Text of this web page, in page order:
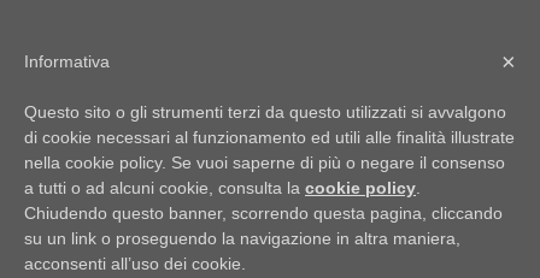
Italia Notizie
Giornale di Basilicata
Giornale di Puglia
INFORMAPUGLIA
Il portale n.1 del lavoro
in Puglia
×
Informativa
Questo sito o gli strumenti terzi da questo utilizzati si avvalgono
di cookie necessari al funzionamento ed utili alle finalità illustrate
nella cookie policy. Se vuoi saperne di più o negare il consenso
a tutti o ad alcuni cookie, consulta la cookie policy
Chiudendo questo banner, scorrendo questa pagina, cliccando
su un link o proseguendo la navigazione in altra maniera,
acconsenti all’uso dei cookie.